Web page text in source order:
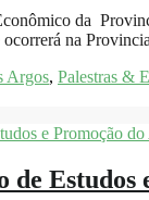
da
ocorrerá na
Argos, Palestras &
de